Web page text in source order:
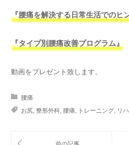
『腰痛を解決する日常生活でのヒ
『タイプ別腰痛改善プログラム』
動画をプレゼント致します。
腰痛
お尻, 整形外科, 腰痛, トレーニング, リ